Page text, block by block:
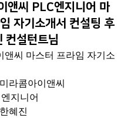
앤씨 PLC엔지니어 마
자기소개서 컨설팅 후
컨설턴트님
앤씨 마스터 프라임 자기소
라콤아이앤씨
지니어
혜진